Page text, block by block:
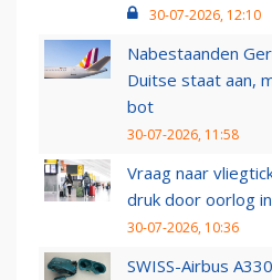
30-07-2026, 12:10
Nabestaanden
Duitse staat aan,
bot
30-07-2026, 11:58
Vraag naar
druk door oorlog
30-07-2026, 10:36
SWISS-Airbus